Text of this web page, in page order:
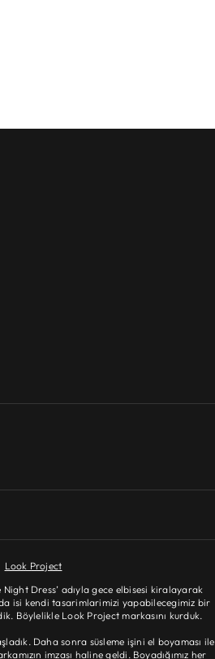
Look Project
Night Dress’ adıyla gece elbisesi kiralayarak
isi kendi tasarimlarimizi yapabilecegimiz bir
Böylelikle Look Project markasını kurduk.
Daha sonra süsleme işini el boyaması ile
imzası haline geldi. Boyadığımız her